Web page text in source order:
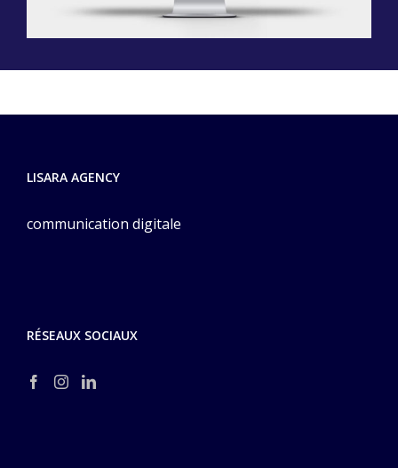
LISARA AGENCY
communication digitale
RÉSEAUX SOCIAUX